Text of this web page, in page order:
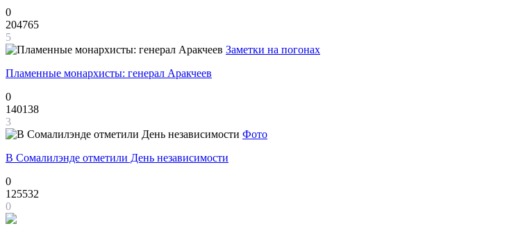
0
204765
5
Заметки на погонах
Пламенные монархисты: генерал Аракчеев
0
140138
3
Фото
В Сомалилэнде отметили День независимости
0
125532
0